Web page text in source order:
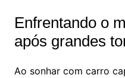
Enfrentando o
após grandes
Ao sonhar com carro